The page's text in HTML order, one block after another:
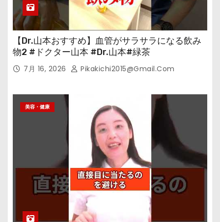
【Dr.山本おすすめ】血管がサラサラになる飲み
物2 #ドクター山本 #Dr.山本#緑茶
7月 16, 2026 Pikakichi2015@gmail.com
美容・健康